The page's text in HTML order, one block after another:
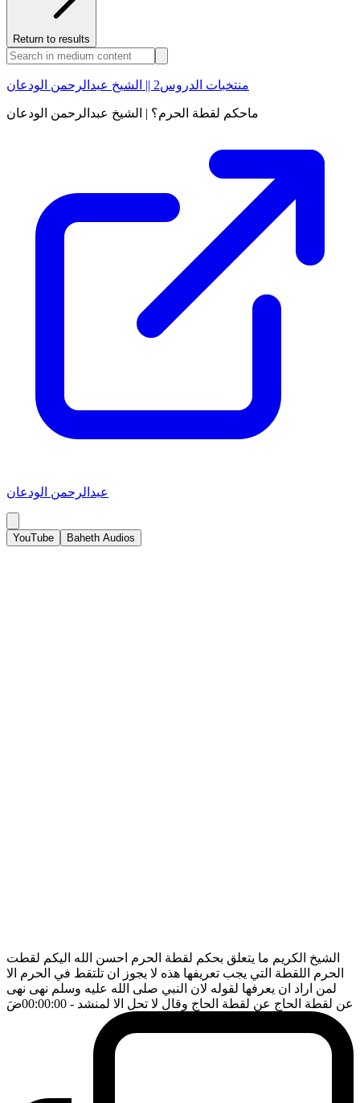
Return to results
منتخبات الدروس2 || الشيخ عبدالرحمن الودعان
ماحكم لقطة الحرم؟ | الشيخ عبدالرحمن الودعان
عبدالرحمن الودعان
YouTube Baheth Audios
الشيخ الكريم ما يتعلق بحكم لقطة الحرم احسن الله اليكم لقطت
الحرم اللقطة التي يجب تعريفها هذه لا يجوز ان تلتقط في الحرم الا
لمن اراد ان يعرفها لقوله لان النبي صلى الله عليه وسلم نهى نهى
عن لقطة الحاج عن لقطة الحاج وقال لا تحل الا لمنشد - 00:00:00 ضَ